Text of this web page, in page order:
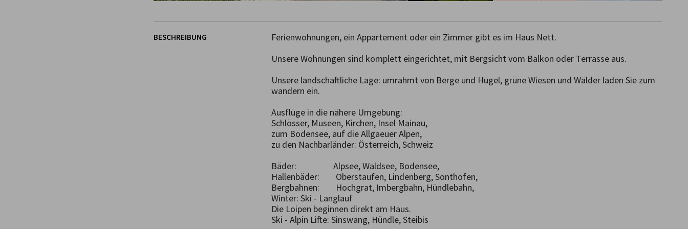
BESCHREIBUNG
Ferienwohnungen, ein Appartement oder ein Zimmer gibt es im Haus Nett.
Unsere Wohnungen sind komplett eingerichtet, mit Bergsicht vom Balkon oder Terrasse aus.
Unsere landschaftliche Lage: umrahmt von Berge und Hügel, grüne Wiesen und Wälder laden Sie zum
wandern ein.
Ausflüge in die nähere Umgebung:
Schlösser, Museen, Kirchen, Insel Mainau,
zum Bodensee, auf die Allgaeuer Alpen,
zu den Nachbarländer: Österreich, Schweiz
Bäder:                  Alpsee, Waldsee, Bodensee,
Hallenbäder:        Oberstaufen, Lindenberg, Sonthofen,
Bergbahnen:        Hochgrat, Imbergbahn, Hündlebahn,
Winter: Ski - Langlauf
Die Loipen beginnen direkt am Haus.
Ski - Alpin Lifte: Sinswang, Hündle, Steibis